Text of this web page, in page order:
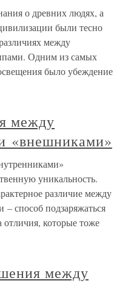
о древних людях, а
были тесно
между
Одним из самых
было убеждение
между
«внешниками»
уникальность.
различие между
– способ подзаряжаться
отличия, которые тоже
между